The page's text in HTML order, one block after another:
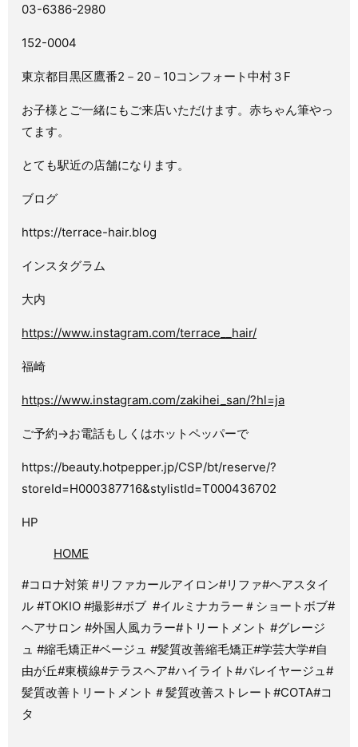
03-6386-2980
152-0004
東京都目黒区鷹番2－20－10コンフォート中村３F
お子様とご一緒にもご来店いただけます。赤ちゃん筆やっ
てます。
とても駅近の店舗になります。
ブログ
https://terrace-hair.blog
インスタグラム
大内
https://www.instagram.com/terrace__hair/
福崎
https://www.instagram.com/zakihei_san/?hl=ja
ご予約→お電話もしくはホットペッパーで
https://beauty.hotpepper.jp/CSP/bt/reserve/?
storeId=H000387716&stylistId=T000436702
HP
HOME
#コロナ対策 #リファカールアイロン#リファ#ヘアスタイ
ル #TOKIO #撮影#ボブ #イルミナカラー＃ショートボブ#
ヘアサロン #外国人風カラー#トリートメント #グレージ
ュ #縮毛矯正#ベージュ #髪質改善縮毛矯正#学芸大学#自
由が丘#東横線#テラスヘア#ハイライト#バレイヤージュ#
髪質改善トリートメント＃髪質改善ストレート#COTA#コ
タ